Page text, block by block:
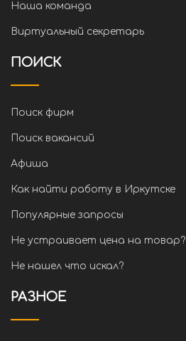
Наша команда
Виртуальный секретарь
ПОИСК
Поиск фирм
Поиск вакансий
Афиша
Как найти работу в Иркутске
Популярные запросы
Не устраивает цена на товар?
Не нашел что искал?
РАЗНОЕ